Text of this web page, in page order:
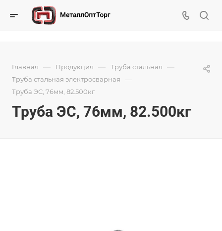
Главная — Продукция — Труба стальная —
Труба стальная электросварная —
Труба ЭС, 76мм, 82.500кг
Труба ЭС, 76мм, 82.500кг